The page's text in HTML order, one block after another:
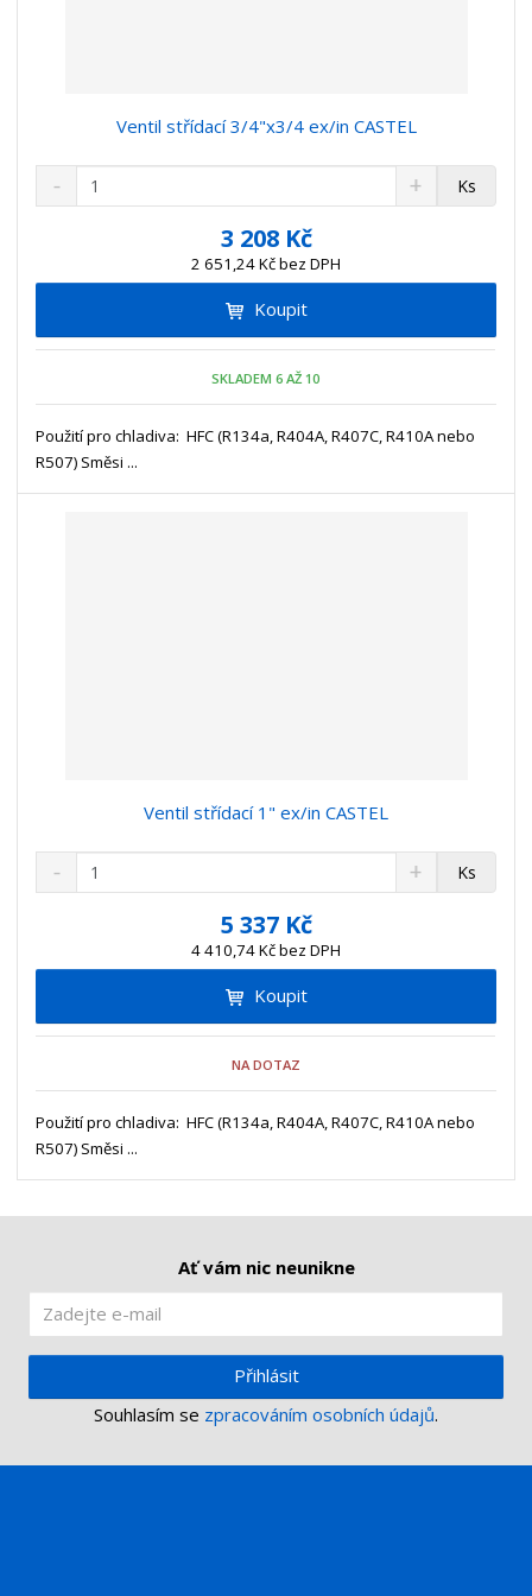
Ventil střídací 3/4"x3/4 ex/in CASTEL
3 208 Kč
2 651,24 Kč bez DPH
m
i
p
e
t
N
a
i
m
ž
s
v
S
n
t
n
s
t
v
í
Ks
Koupit
SKLADEM 6 AŽ 10
Použití pro chladiva: HFC (R134a, R404A, R407C, R410A nebo
R507) Směsi ...
Ventil střídací 1" ex/in CASTEL
5 337 Kč
4 410,74 Kč bez DPH
m
i
p
e
t
N
a
i
m
ž
s
v
S
n
t
n
s
t
v
í
Ks
Koupit
NA DOTAZ
Použití pro chladiva: HFC (R134a, R404A, R407C, R410A nebo
R507) Směsi ...
Ať vám nic neunikne
Přihlásit
Souhlasím se zpracováním osobních údajů.